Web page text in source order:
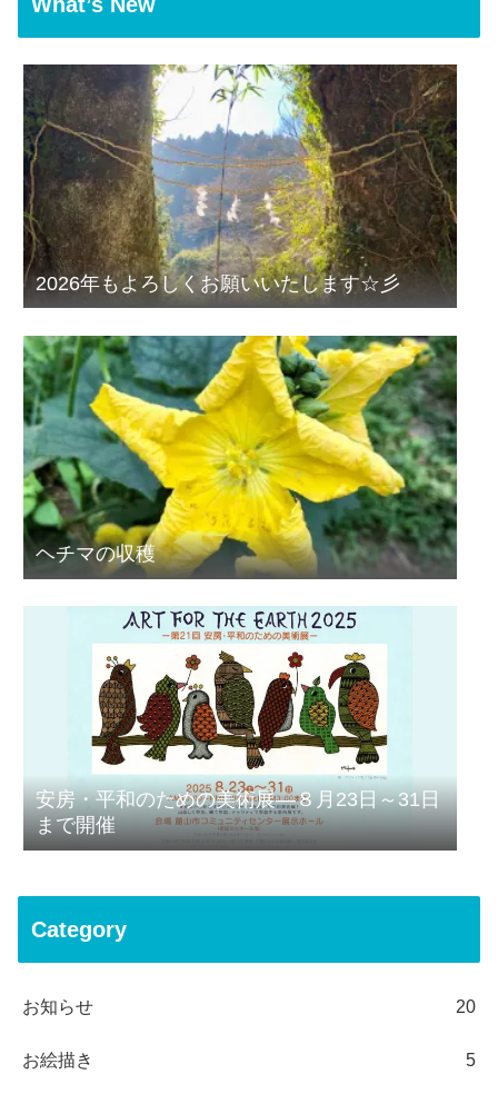
2026年もよろしくお願いいたします☆彡
ヘチマの収穫
安房・平和のための美術展―８月23日～31日
まで開催
Category
お知らせ 20
お絵描き 5